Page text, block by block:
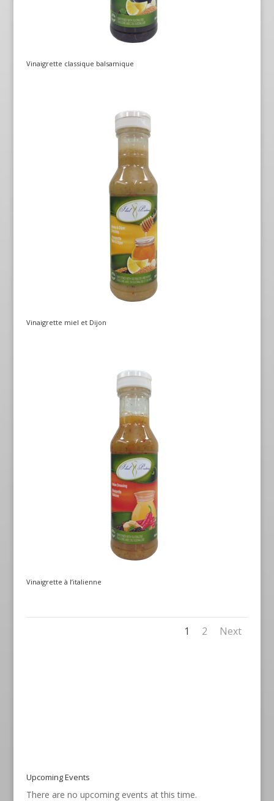
Vinaigrette classique balsamique
Vinaigrette miel et Dijon
Vinaigrette à l’italienne
1 2 Next
Upcoming Events
There are no upcoming events at this time.